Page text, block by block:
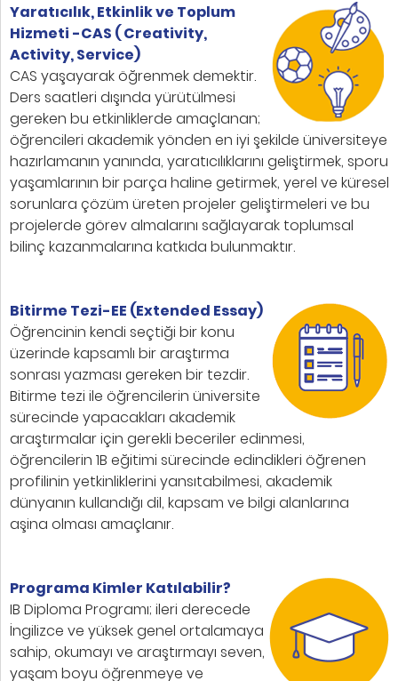
Yaratıcılık, Etkinlik ve Toplum
Hizmeti -CAS ( Creativity,
Activity, Service)
CAS yaşayarak öğrenmek demektir.
Ders saatleri dışında yürütülmesi
gereken bu etkinliklerde amaçlanan;
öğrencileri akademik yönden en iyi şekilde üniversiteye
hazırlamanın yanında, yaratıcılıklarını geliştirmek, sporu
yaşamlarının bir parça haline getirmek, yerel ve küresel
sorunlara çözüm üreten projeler geliştirmeleri ve bu
projelerde görev almalarını sağlayarak toplumsal
bilinç kazanmalarına katkıda bulunmaktır.
Bitirme Tezi-EE (Extended Essay)
Öğrencinin kendi seçtiği bir konu
üzerinde kapsamlı bir araştırma
sonrası yazması gereken bir tezdir.
Bitirme tezi ile öğrencilerin üniversite
sürecinde yapacakları akademik
araştırmalar için gerekli beceriler edinmesi,
öğrencilerin 1B eğitimi sürecinde edindikleri öğrenen
profilinin yetkinliklerini yansıtabilmesi, akademik
dünyanın kullandığı dil, kapsam ve bilgi alanlarına
aşina olması amaçlanır.
Programa Kimler Katılabilir?
IB Diploma Programı; ileri derecede
İngilizce ve yüksek genel ortalamaya
sahip, okumayı ve araştırmayı seven,
yaşam boyu öğrenmeye ve